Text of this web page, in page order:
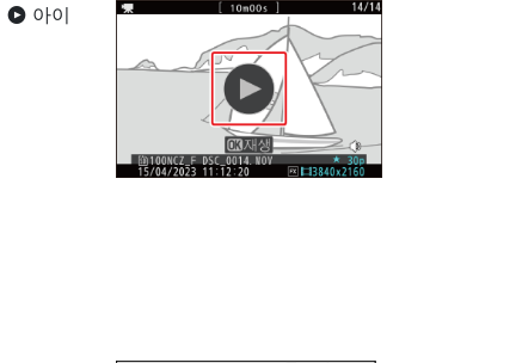
a 아이